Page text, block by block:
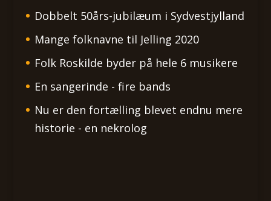
Dobbelt 50års-jubilæum i Sydvestjylland
Mange folknavne til Jelling 2020
Folk Roskilde byder på hele 6 musikere
En sangerinde - fire bands
Nu er den fortælling blevet endnu mere
historie - en nekrolog